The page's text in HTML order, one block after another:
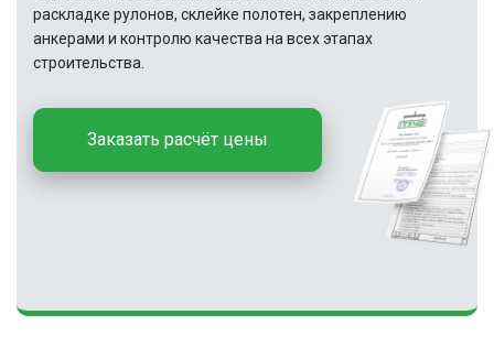
раскладке рулонов, склейке полотен, закреплению
анкерами и контролю качества на всех этапах
строительства.
Заказать расчёт цены